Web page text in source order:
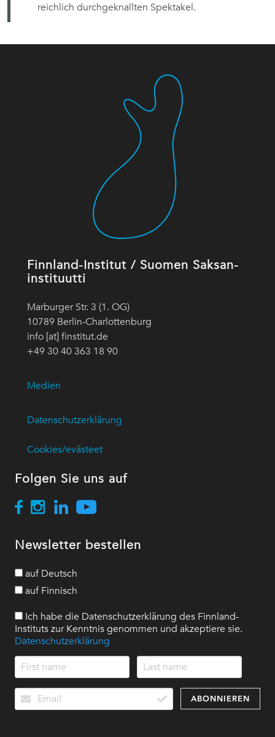
reichlich durchgeknallten Spektakel.
Finnland-Institut / Suomen Saksan-
instituutti
Marburger Str. 3 (1. OG)
10789 Berlin-Charlottenburg
info [at] finstitut.de
+49 30 40 363 18 90
Medien
Datenschutzerklärung
Cookies/evästeet
Folgen Sie uns auf
Newsletter bestellen
auf Deutsch
auf Finnisch
Ich habe die Datenschutzerklärung des Finnland-
Instituts zur Kenntnis genommen und akzeptiere sie.
Datenschutzerklärung
ABONNIEREN